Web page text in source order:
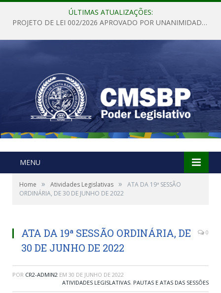
ÚLTIMAS ATUALIZAÇÕES:
PROJETO DE LEI 002/2026 APROVADO POR UNANIMIDADE EM SESSÃO ORDINÁRIA NESTA QUINTA – FEIRA 28 DE MAIO DE 2026
MENU
Home » Atividades Legislativas »
ATA DA 19ª SESSÃO
ORDINÁRIA, DE 30 DE JUNHO DE 2022
ATA DA 19ª SESSÃO ORDINÁRIA, DE
30 DE JUNHO DE 2022
0
POR CR2-ADMIN2 EM 30 DE JUNHO DE 2022
ATIVIDADES LEGISLATIVAS, PAUTAS E ATAS DAS SESSÕES